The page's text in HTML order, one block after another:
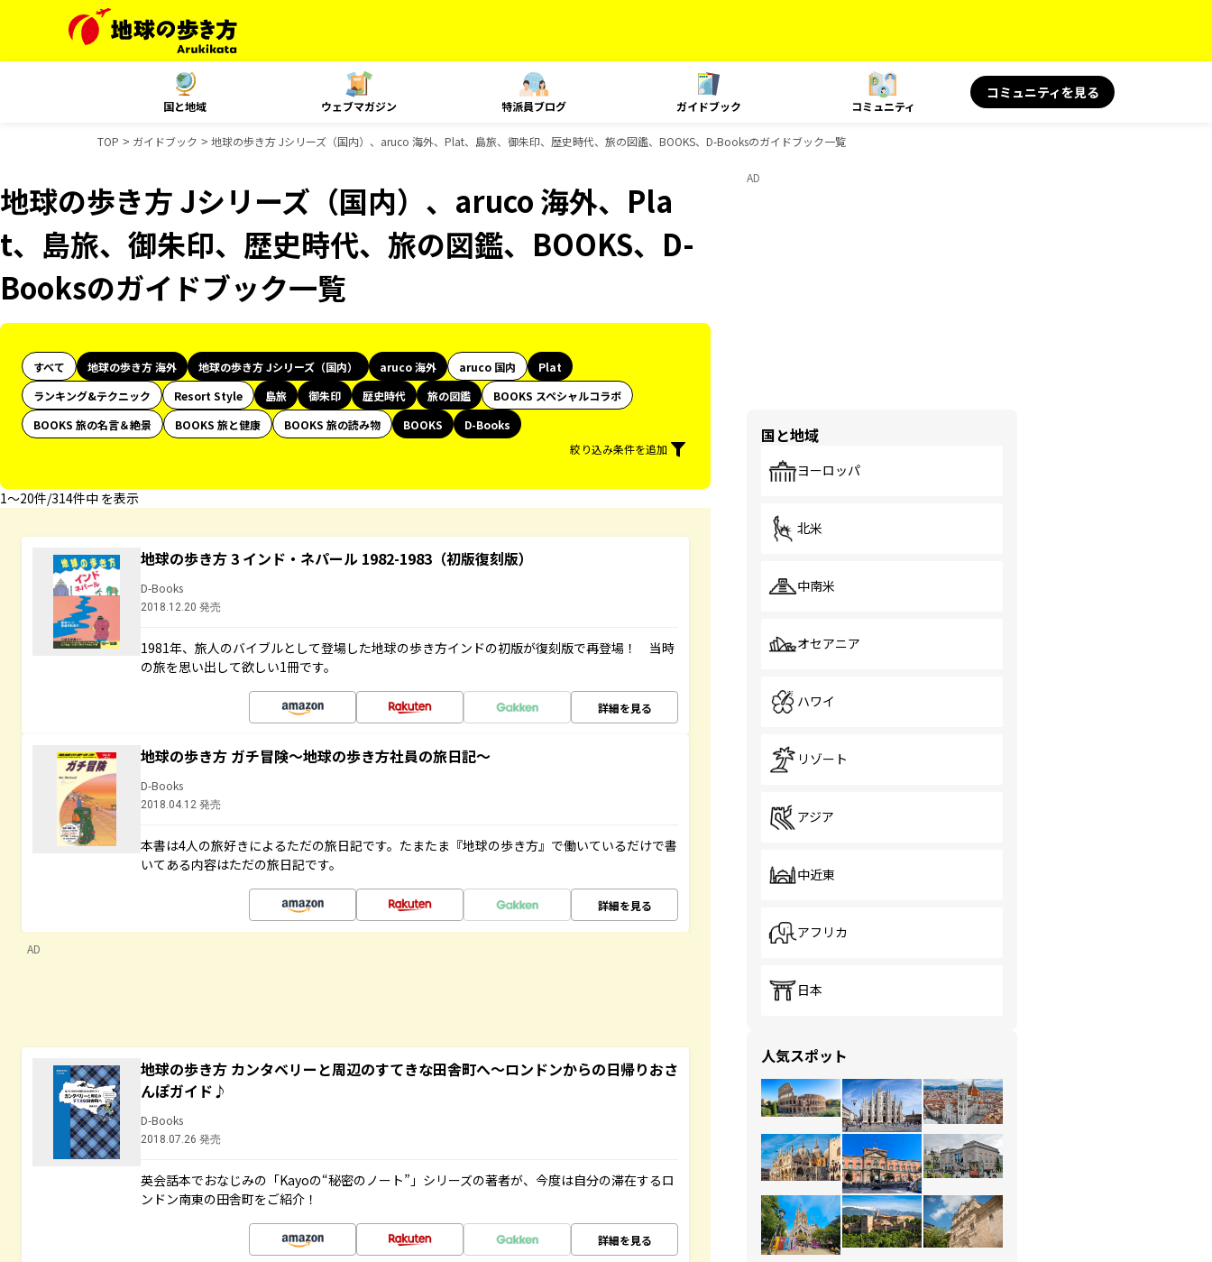
国と地域 ウェブマガジン 特派員ブログ ガイドブック コミュニティ
コミュニティを見る
TOP ガイドブック 地球の歩き方 Jシリーズ（国内）、aruco 海外、Plat、島旅、御朱印、歴史時代、旅の図鑑、BOOKS、D-Booksのガイドブック一覧
地球の歩き方 Jシリーズ（国内）、aruco 海外、Pla
t、島旅、御朱印、歴史時代、旅の図鑑、BOOKS、D-
Booksのガイドブック一覧
すべて 地球の歩き方 海外 地球の歩き方 Jシリーズ（国内） aruco 海外 aruco 国内
Plat
ランキング&テクニック
Resort Style 島旅 御朱印 歴史時代 旅の図鑑
BOOKS スペシャルコラボ
BOOKS 旅の名言＆絶景
BOOKS 旅と健康 BOOKS 旅の読み物 BOOKS
D-Books
絞り込み条件を追加
1〜20件/314件中 を表示
地球の歩き方 3 インド・ネパール 1982-1983（初版復刻版）
D-Books
2018.12.20 発売
1981年、旅人のバイブルとして登場した地球の歩き方インドの初版が復刻版で再登場！ 当時
の旅を思い出して欲しい1冊です。
詳細を見る
地球の歩き方 ガチ冒険～地球の歩き方社員の旅日記～
D-Books
2018.04.12 発売
本書は4人の旅好きによるただの旅日記です。たまたま『地球の歩き方』で働いているだけで書
いてある内容はただの旅日記です。
詳細を見る
AD
地球の歩き方 カンタベリーと周辺のすてきな田舎町へ～ロンドンからの日帰りおさ
んぽガイド♪
D-Books
2018.07.26 発売
英会話本でおなじみの「Kayoの“秘密のノート”」シリーズの著者が、今度は自分の滞在するロ
ンドン南東の田舎町をご紹介！
詳細を見る
AD
国と地域
ヨーロッパ
北米
中南米
オセアニア
ハワイ
リゾート
アジア
中近東
アフリカ
日本
人気スポット